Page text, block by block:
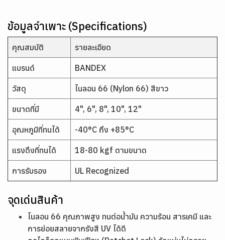
ข้อมูลจำเพาะ (Specifications)
คุณสมบัติ รายละเอียด
แบรนด์ BANDEX
วัสดุ ไนลอน 66 (Nylon 66) สีขาว
ขนาดที่มี 4", 6", 8", 10", 12"
อุณหภูมิที่ทนได้ -40°C ถึง +85°C
แรงดึงที่ทนได้ 18-80 kgf ตามขนาด
การรับรอง UL Recognized
จุดเด่นสินค้า
ไนลอน 66 คุณภาพสูง ทนต่อน้ำมัน ความร้อน สารเคมี และ
การย่อยสลายจากรังสี UV ได้ดี